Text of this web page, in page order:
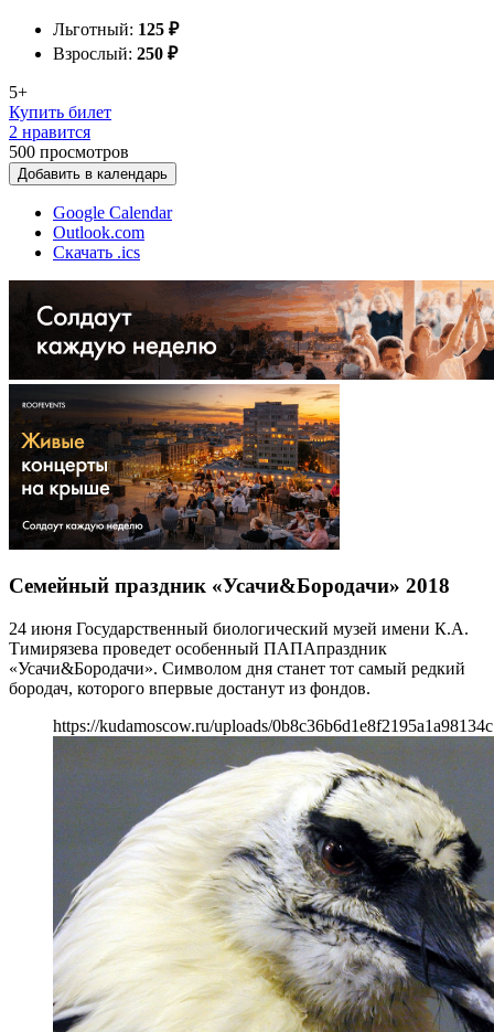
Льготный: 125 ₽
Взрослый: 250 ₽
5+
Купить билет
2 нравится
500 просмотров
Добавить в календарь
Google Calendar
Outlook.com
Скачать .ics
Семейный праздник «Усачи&Бородачи» 2018
24 июня Государственный биологический музей имени К.А.
Тимирязева проведет особенный ПАПАпраздник
«Усачи&Бородачи». Символом дня станет тот самый редкий
бородач, которого впервые достанут из фондов.
https://kudamoscow.ru/uploads/